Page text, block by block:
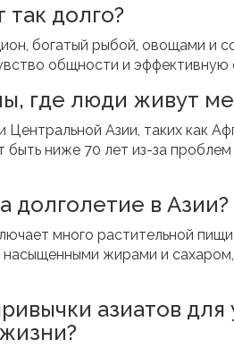
долго?
богатый рыбой, овощами и
общности и
где люди живут
Азии, таких как
ниже 70 лет из-за
долголетие в Азии?
много растительной
насыщенными жирами и
азиатов для